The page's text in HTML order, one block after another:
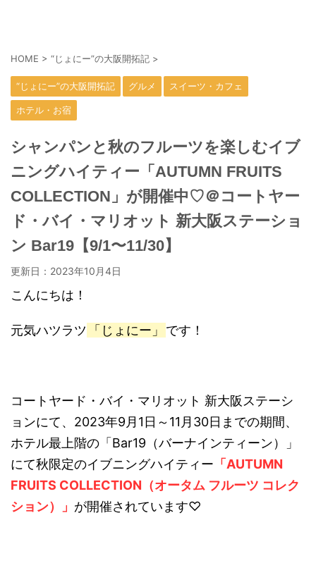
HOME > “じょにー”の大阪開拓記 >
“じょにー”の大阪開拓記 グルメ スイーツ・カフェ
ホテル・お宿
シャンパンと秋のフルーツを楽しむイブ
ニングハイティー「AUTUMN FRUITS
COLLECTION」が開催中♡＠コートヤー
ド・バイ・マリオット 新大阪ステーショ
ン Bar19【9/1〜11/30】
更新日： 2023年10月4日
こんにちは！
元気ハツラツ 「じょにー」 です！
コートヤード・バイ・マリオット 新大阪ステーシ
ョンにて、2023年9月1日～11月30日までの期間、
ホテル最上階の「Bar19（バーナインティーン）」
にて秋限定のイブニングハイティー 「AUTUMN
FRUITS COLLECTION（オータム フルーツ コレク
ション）」 が開催されています♡